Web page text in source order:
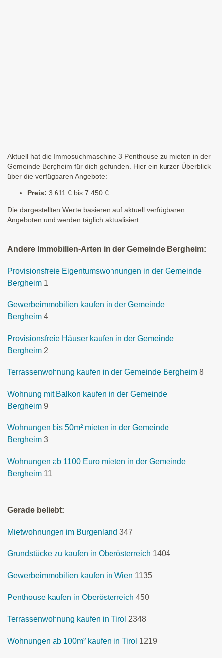
Aktuell hat die Immosuchmaschine 3 Penthouse zu mieten in der
Gemeinde Bergheim für dich gefunden. Hier ein kurzer Überblick
über die verfügbaren Angebote:
Preis: 3.611 € bis 7.450 €
Die dargestellten Werte basieren auf aktuell verfügbaren
Angeboten und werden täglich aktualisiert.
Andere Immobilien-Arten in der Gemeinde Bergheim:
Provisionsfreie Eigentumswohnungen in der Gemeinde
Bergheim 1
Gewerbeimmobilien kaufen in der Gemeinde
Bergheim 4
Provisionsfreie Häuser kaufen in der Gemeinde
Bergheim 2
Terrassenwohnung kaufen in der Gemeinde Bergheim 8
Wohnung mit Balkon kaufen in der Gemeinde
Bergheim 9
Wohnungen bis 50m² mieten in der Gemeinde
Bergheim 3
Wohnungen ab 1100 Euro mieten in der Gemeinde
Bergheim 11
Gerade beliebt:
Mietwohnungen im Burgenland 347
Grundstücke zu kaufen in Oberösterreich 1404
Gewerbeimmobilien kaufen in Wien 1135
Penthouse kaufen in Oberösterreich 450
Terrassenwohnung kaufen in Tirol 2348
Wohnungen ab 100m² kaufen in Tirol 1219